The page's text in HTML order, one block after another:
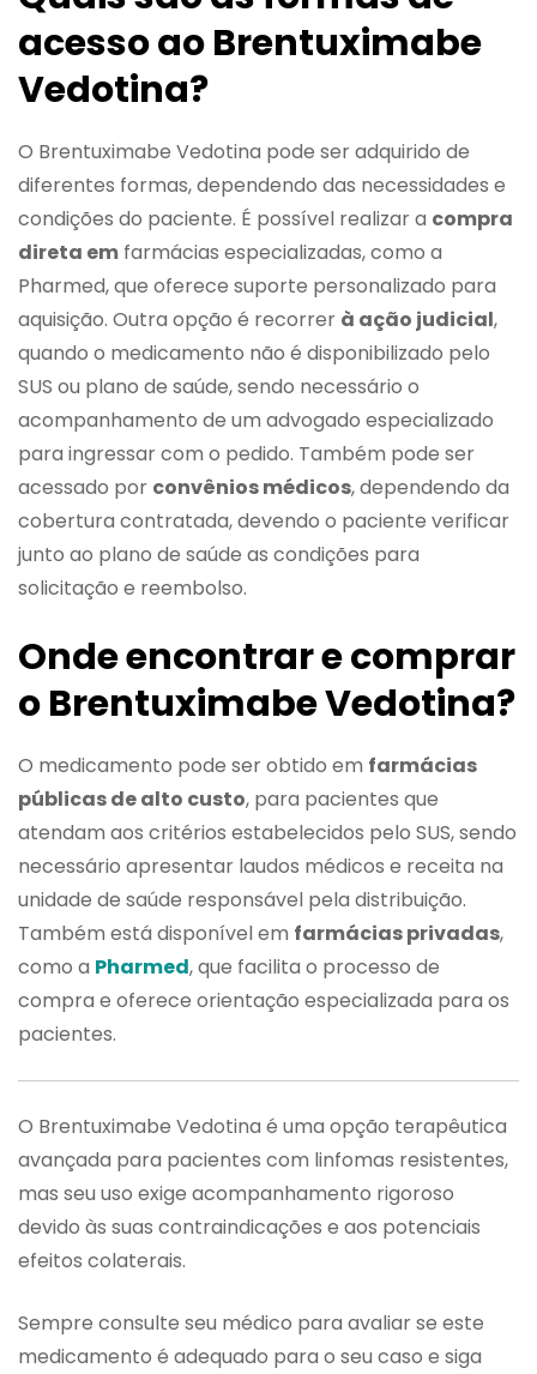
acesso ao Brentuximabe
Vedotina?
O Brentuximabe Vedotina pode ser adquirido de
diferentes formas, dependendo das necessidades e
condições do paciente. É possível realizar a compra
direta em farmácias especializadas, como a
Pharmed, que oferece suporte personalizado para
aquisição. Outra opção é recorrer à ação judicial,
quando o medicamento não é disponibilizado pelo
SUS ou plano de saúde, sendo necessário o
acompanhamento de um advogado especializado
para ingressar com o pedido. Também pode ser
acessado por convênios médicos, dependendo da
cobertura contratada, devendo o paciente verificar
junto ao plano de saúde as condições para
solicitação e reembolso.
Onde encontrar e comprar
o Brentuximabe Vedotina?
O medicamento pode ser obtido em farmácias
públicas de alto custo, para pacientes que
atendam aos critérios estabelecidos pelo SUS, sendo
necessário apresentar laudos médicos e receita na
unidade de saúde responsável pela distribuição.
Também está disponível em farmácias privadas,
como a Pharmed, que facilita o processo de
compra e oferece orientação especializada para os
pacientes.
O Brentuximabe Vedotina é uma opção terapêutica
avançada para pacientes com linfomas resistentes,
mas seu uso exige acompanhamento rigoroso
devido às suas contraindicações e aos potenciais
efeitos colaterais.
Sempre consulte seu médico para avaliar se este
medicamento é adequado para o seu caso e siga